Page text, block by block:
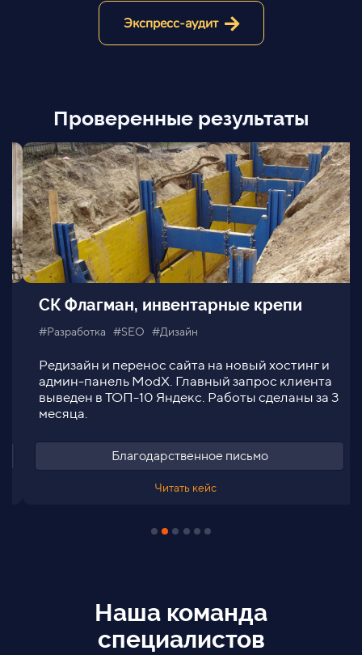
Экспресс-аудит
Проверенные результаты
СК Флагман, инвентарные крепи
#Разработка #SEO #Дизайн
Редизайн и перенос сайта на новый хостинг и
админ-панель ModX. Главный запрос клиента
выведен в ТОП-10 Яндекс. Работы сделаны за 3
месяца.
Благодарственное письмо
Читать кейс
Наша команда
специалистов